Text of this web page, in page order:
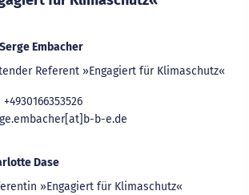
Embacher
Referent »Engagiert für Klimaschutz«
+4930166353526
b-e.de
Dase
»Engagiert für Klimaschutz«